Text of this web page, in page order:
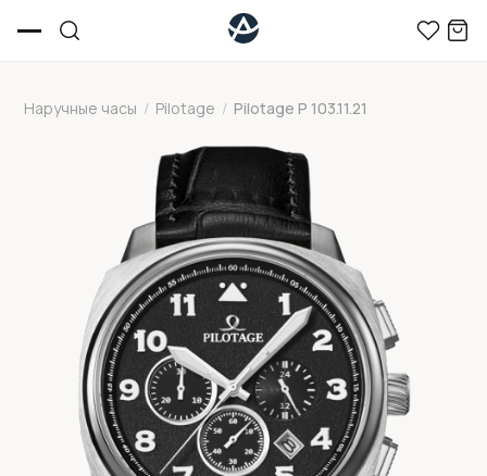
Наручные часы / Pilotage / Pilotage P 103.11.21